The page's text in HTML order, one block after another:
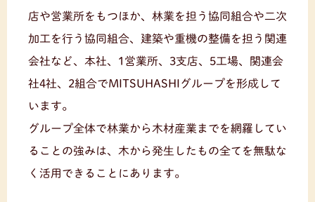
店や営業所をもつほか、林業を担う協同組合や二次
加工を行う協同組合、建築や重機の整備を担う関連
会社など、本社、1営業所、3支店、5工場、関連会
社4社、2組合でMITSUHASHIグループを形成して
います。
グループ全体で林業から木材産業までを網羅してい
ることの強みは、木から発生したもの全てを無駄な
く活用できることにあります。